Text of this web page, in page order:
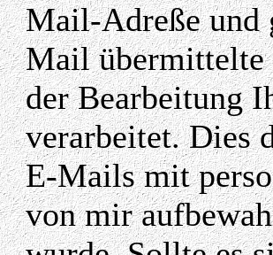
Mail-Adreße und
Mail übermittelte
der Bearbeitung
verarbeitet. Dies
E-Mails mit
von mir